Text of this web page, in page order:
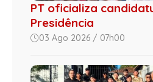
PT oficializa
Presidência
03 Ago 2026 / 07h00